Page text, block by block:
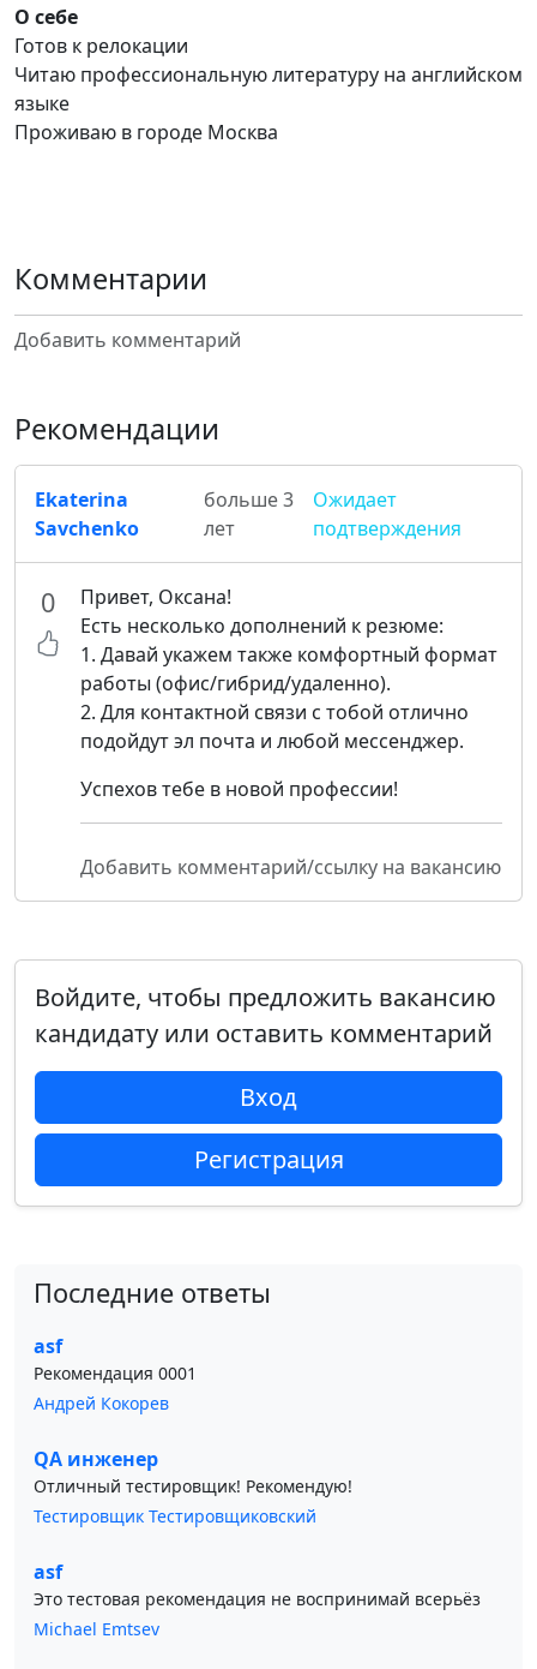
О себе
Готов к релокации
Читаю профессиональную литературу на английском
языке
Проживаю в городе Москва
Комментарии
Добавить комментарий
Рекомендации
Ekaterina
Savchenko
больше 3
лет
Ожидает
подтверждения
0
Привет, Оксана!
Есть несколько дополнений к резюме:
1. Давай укажем также комфортный формат
работы (офис/гибрид/удаленно).
2. Для контактной связи с тобой отлично
подойдут эл почта и любой мессенджер.
Успехов тебе в новой профессии!
Добавить комментарий/ссылку на вакансию
Войдите, чтобы предложить вакансию
кандидату или оставить комментарий
Вход
Регистрация
Последние ответы
asf
Рекомендация 0001
Андрей Кокорев
QA инженер
Отличный тестировщик! Рекомендую!
Тестировщик Тестировщиковский
asf
Это тестовая рекомендация не воспринимай всерьёз
Michael Emtsev